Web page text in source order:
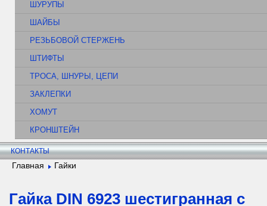
ШУРУПЫ
ШАЙБЫ
РЕЗЬБОВОЙ СТЕРЖЕНЬ
ШТИФТЫ
ТРОСА, ШНУРЫ, ЦЕПИ
ЗАКЛЕПКИ
ХОМУТ
КРОНШТЕЙН
КОНТАКТЫ
Главная Гайки
Гайка DIN 6923 шестигранная с